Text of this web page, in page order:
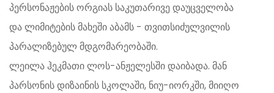
პერსონაჟების ორგიას საკუთარივე დაუცველობა
და ლიმიტების მახეში აბამს - თვითსიძულვილის
პარალიზებულ მდგომარეობაში.
ლეილა ჰეკმათი ლოს-ანჟელესში დაიბადა. მან
პარსონის დიზაინის სკოლაში, ნიუ-იორკში, მიიღო